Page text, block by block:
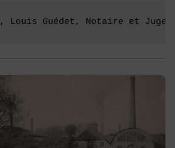
, Louis Guédet, Notaire et